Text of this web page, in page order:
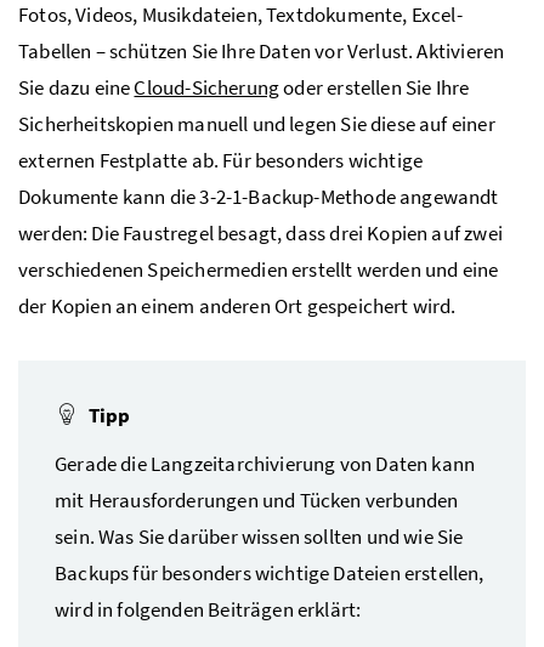
Fotos, Videos, Musikdateien, Textdokumente, Excel-
Tabellen – schützen Sie Ihre Daten vor Verlust. Aktivieren
Sie dazu eineCloud-Sicherungoder erstellen Sie Ihre
Sicherheitskopien manuell und legen Sie diese auf einer
externen Festplatte ab. Für besonders wichtige
Dokumente kann die 3-2-1-Backup-Methode angewandt
werden: Die Faustregel besagt, dass drei Kopien auf zwei
verschiedenen Speichermedien erstellt werden und eine
der Kopien an einem anderen Ort gespeichert wird.
Tipp
Gerade die Langzeitarchivierung von Daten kann
mit Herausforderungen und Tücken verbunden
sein. Was Sie darüber wissen sollten und wie Sie
Backups für besonders wichtige Dateien erstellen,
wird in folgenden Beiträgen erklärt: